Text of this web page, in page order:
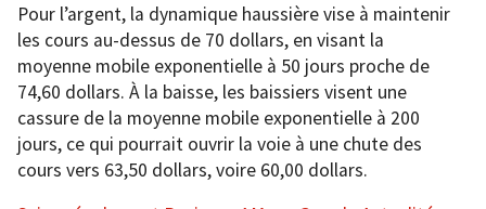
Pour l’argent, la dynamique haussière vise à maintenir
les cours au-dessus de 70 dollars, en visant la
moyenne mobile exponentielle à 50 jours proche de
74,60 dollars. À la baisse, les baissiers visent une
cassure de la moyenne mobile exponentielle à 200
jours, ce qui pourrait ouvrir la voie à une chute des
cours vers 63,50 dollars, voire 60,00 dollars.